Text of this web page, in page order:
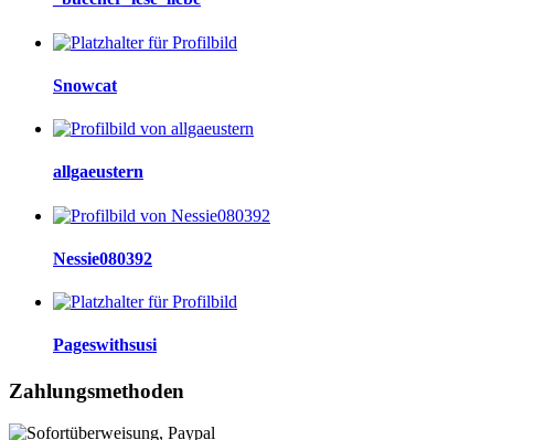
Snowcat
allgaeustern
Nessie080392
Pageswithsusi
Zahlungsmethoden